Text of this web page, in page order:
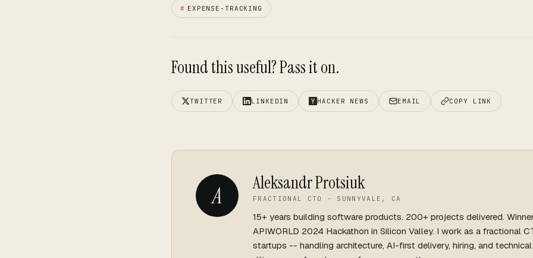
# EXPENSE-TRACKING
Found this useful? Pass it on.
TWITTER LINKEDIN HACKER NEWS EMAIL COPY LINK
A Aleksandr Protsiuk
FRACTIONAL CTO - SUNNYVALE, CA
15+ years building software products. 200+ projects delivered.
APIWORLD 2024 Hackathon in Silicon Valley. I work as a fractional
startups -- handling architecture, AI-first delivery, hiring, and